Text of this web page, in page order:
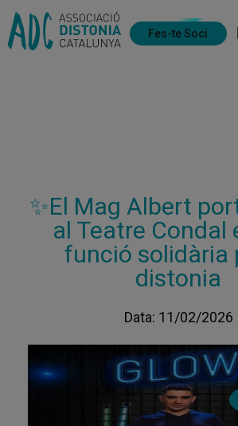
Fes-te Soci
✨El Mag Albert
al Teatre Condal
funció solidària
distonia
Data: 11/02/2026